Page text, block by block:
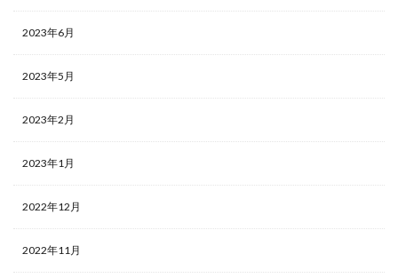
2023年6月
2023年5月
2023年2月
2023年1月
2022年12月
2022年11月